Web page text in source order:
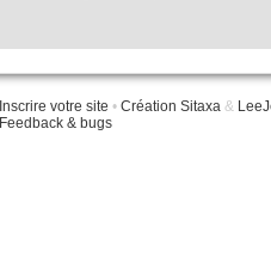
Inscrire votre site • Création Sitaxa &
Feedback & bugs